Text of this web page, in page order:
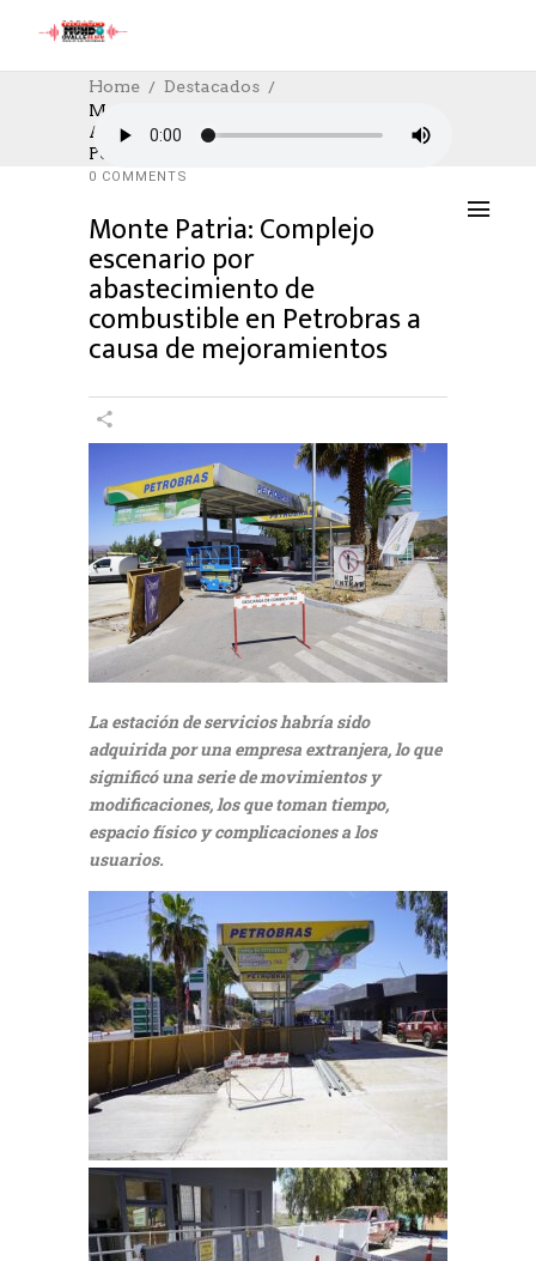
Home
Destacados
Monte Patria: Complejo Escenario Por
Abastecimiento De Combustible En
Petrobras A Causa De Mejoramientos
DESTACADOS
06/11/2024
AUTHOR: HECTOR
0 COMMENTS
Monte Patria: Complejo
escenario por
abastecimiento de
combustible en Petrobras a
causa de mejoramientos
La estación de servicios habría sido
adquirida por una empresa extranjera, lo que
significó una serie de movimientos y
modificaciones, los que toman tiempo,
espacio físico y complicaciones a los
usuarios.